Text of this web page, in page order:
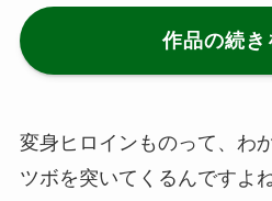
作品の続き
変身ヒロインものって、わ
ツボを突いてくるんですよ